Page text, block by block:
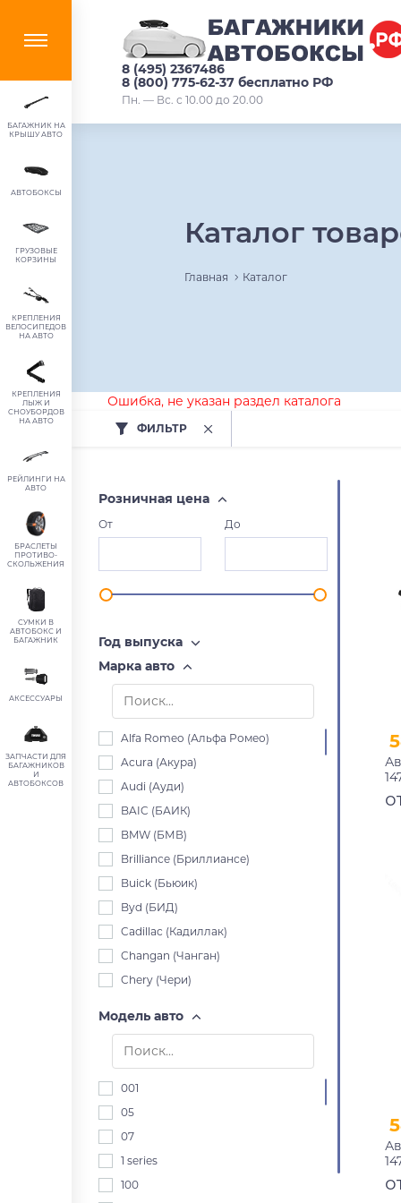
8 (495) 2367486
8 (800) 775-62-37 бесплатно РФ
Пн. — Вс. с 10.00 до 20.00
БАГАЖНИК НА
КРЫШУ АВТО
АВТОБОКСЫ
ГРУЗОВЫЕ
КОРЗИНЫ
КРЕПЛЕНИЯ
ВЕЛОСИПЕДОВ
НА АВТО
КРЕПЛЕНИЯ
ЛЫЖ И
СНОУБОРДОВ
НА АВТО
РЕЙЛИНГИ НА
АВТО
БРАСЛЕТЫ
ПРОТИВО-
СКОЛЬЖЕНИЯ
СУМКИ В
АВТОБОКС И
БАГАЖНИК
АКСЕССУАРЫ
ЗАПЧАСТИ ДЛЯ
БАГАЖНИКОВ
И
АВТОБОКСОВ
Каталог
Главная Каталог
Ошибка, не указан раздел каталога
ФИЛЬТР
Розничная цена
От До
Год выпуска
Марка авто
Alfa Romeo (Альфа Ромео)
Acura (Акура)
Audi (Ауди)
BAIC (БАИК)
BMW (БМВ)
Brilliance (Бриллиансе)
Buick (Бьюик)
Byd (БИД)
Cadillac (Кадиллак)
Changan (Чанган)
Chery (Чери)
Citroen (Ситроен)
Модель авто
001
05
07
1 series
100